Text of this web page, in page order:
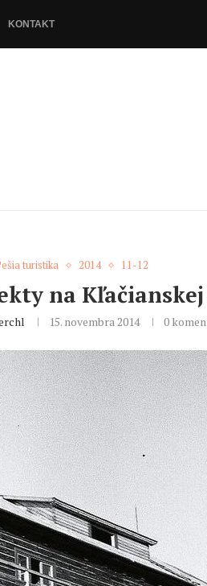
KONTAKT
turistika 2014 11-12
na
15. novembra 2014 0